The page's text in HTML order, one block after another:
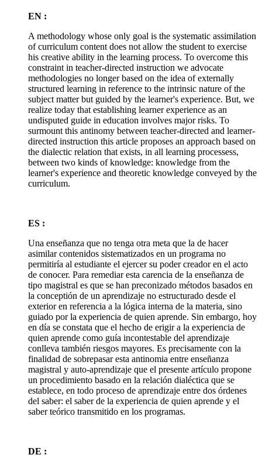
EN :
A methodology whose only goal is the systematic assimilation
of curriculum content does not allow the student to exercise
his creative ability in the learning process. To overcome this
constraint in teacher-directed instruction we advocate
methodologies no longer based on the idea of externally
structured learning in reference to the intrinsic nature of the
subject matter but guided by the learner's experience. But, we
realize today that establishing learner experience as an
undisputed guide in education involves major risks. To
surmount this antinomy between teacher-directed and learner-
directed instruction this article proposes an approach based on
the dialectic relation that exists, in all learning processess,
between two kinds of knowledge: knowledge from the
learner's experience and theoretic knowledge conveyed by the
curriculum.
ES :
Una enseñanza que no tenga otra meta que la de hacer
asimilar contenidos sistematizados en un programa no
permitiría al estudiante el ejercer su poder creador en el acto
de conocer. Para remediar esta carencia de la enseñanza de
tipo magistral es que se han preconizado métodos basados en
la conceptión de un aprendizaje no estructurado desde el
exterior en referencia a la lógica interna de la materia, sino
guiado por la experiencia de quien aprende. Sin embargo, hoy
en día se constata que el hecho de erigir a la experiencia de
quien aprende como guía incontestable del aprendizaje
conlleva también riesgos mayores. Es precisamente con la
finalidad de sobrepasar esta antinomia entre enseñanza
magistral y auto-aprendizaje que el presente artículo propone
un procedimiento basado en la relación dialéctica que se
establece, en todo proceso de aprendizaje entre dos órdenes
del saber: el saber de la experiencia de quien aprende y el
saber teórico transmitido en los programas.
DE :